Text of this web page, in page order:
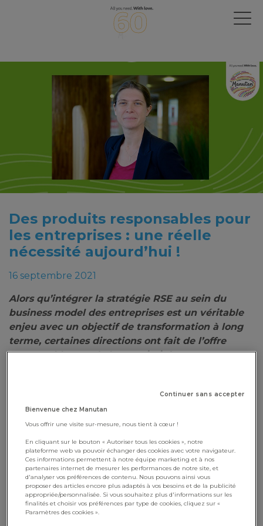
Des produits responsables pour
les entreprises : une réelle
nécessité aujourd’hui !
16 septembre 2021
Alors qu’intégrer la stratégie RSE au sein du
business model des entreprises est un véritable
enjeu avec un objectif de transformation à long
terme, certaines directions ont fait de l’offre
responsable une de leurs priorités.
satisfaire les attentes des clients ou encore pour
s’adapter à la nouvelle réglementation qui
s’accélère, le sujet de la RSE est plus que jamais
au cœur de leur stratégie !
Les étapes clés de la mise en
place et la diffusion d’une offre
responsable dans le BtoB
Continuer sans accepter
Bienvenue chez Manutan
Vous offrir une visite sur-mesure, nous tient à cœur !
En cliquant sur le bouton « Autoriser tous les cookies », notre
plateforme web va pouvoir échanger des cookies avec votre navigateur.
Ces informations permettent à notre équipe marketing et à nos
partenaires internet de mesurer les performances de notre site, et
d'analyser vos préférences de contenu. Nous pouvons ainsi vous
proposer des articles encore plus adaptés à vos besoins et de la publicité
appropriée/personnalisée. Si vous souhaitez plus d'informations sur les
finalités et choisir vos préférences par type de cookies, cliquez sur «
Paramètres des cookies ».